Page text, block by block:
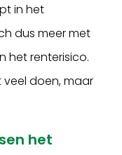
in het
dus meer met
het renterisico.
veel doen, maar
het